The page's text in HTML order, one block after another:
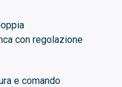
con regolazione
e comando